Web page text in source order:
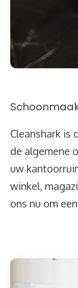
Cleanshark is
de algemene
uw
winkel,
ons nu om